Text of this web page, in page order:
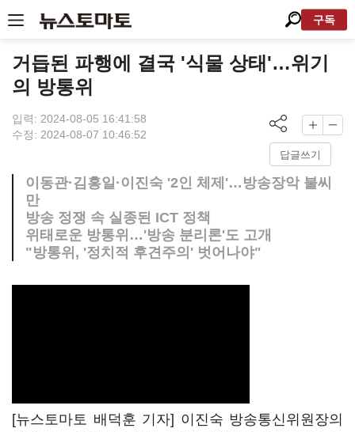
구독
거듭된 파행에 결국 '식물 상태'…위기
의 방통위
입력: 2024-08-05 16:41:58
수정: 2024-08-07 10:46:52
답글쓰기
이동관·김홍일·이진숙 '2인 체제'…방송장악 불씨
만
방송 정쟁 속 실종된 ICT 정책
위태로운 방통위…'방송 분리론'도 고개
"방통위, '정치적 후견주의' 벗어나야"
[뉴스토마토 배덕훈 기자] 이진숙 방송통신위원장의